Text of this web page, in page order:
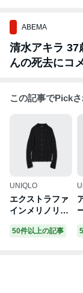
ABEMA
清水アキラ 37
んの死去にコ
この記事でPick
UNIQLO
エクストラファ
インメリノリブ
ン（長袖）
50件以上の記事